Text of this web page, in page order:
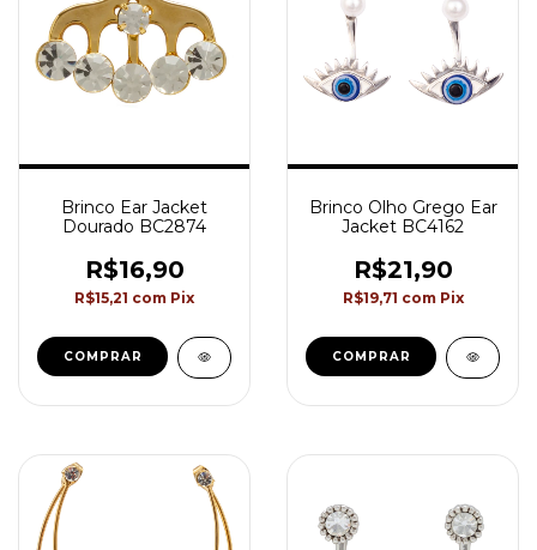
Brinco Ear Jacket
Dourado BC2874
R$16,90
R$15,21 com Pix
Brinco Olho Grego Ear
Jacket BC4162
R$21,90
R$19,71 com Pix
COMPRAR